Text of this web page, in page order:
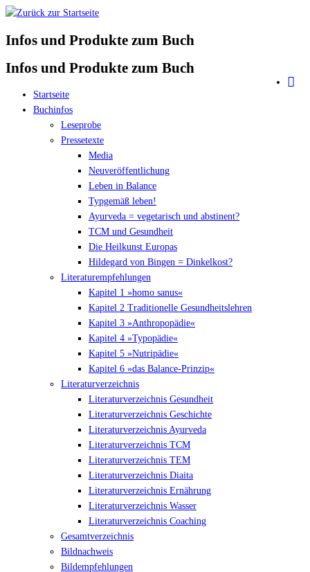
Zum
springen
Infos und Produkte zum Buch
Infos und Produkte zum Buch
Startseite
Buchinfos
Leseprobe
Pressetexte
Media
Neuveröffentlichung
Leben in Balance
Typgemäß leben!
Ayurveda = vegetarisch und abstinent?
TCM und Gesundheit
Die Heilkunst Europas
Hildegard von Bingen = Dinkelkost?
Literaturempfehlungen
Kapitel 1 »homo sanus«
Kapitel 2 Traditionelle Gesundheitslehren
Kapitel 3 »Anthropopädie«
Kapitel 4 »Typopädie«
Kapitel 5 »Nutripädie«
Kapitel 6 »das Balance-Prinzip«
Literaturverzeichnis
Literaturverzeichnis Gesundheit
Literaturverzeichnis Geschichte
Literaturverzeichnis Ayurveda
Literaturverzeichnis TCM
Literaturverzeichnis TEM
Literaturverzeichnis Diaita
Literaturverzeichnis Ernährung
Literaturverzeichnis Wasser
Literaturverzeichnis Coaching
Gesamtverzeichnis
Bildnachweis
Bildempfehlungen